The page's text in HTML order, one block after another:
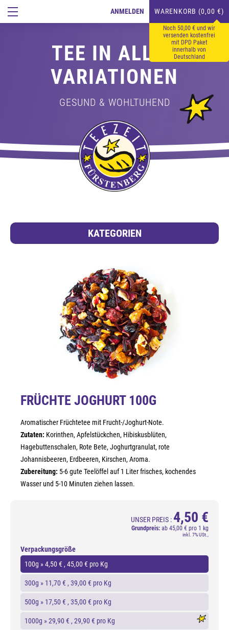
ANMELDEN WARENKORB (0,00 €)
Noch 50,00 € und wir
versenden kostenfrei
mit DPD Paket
innerhalb von
Deutschland
TEE IN ALLEN
VARIATIONEN
GESUND & WOHLTUHEND
KATEGORIEN
FRÜCHTE JOGHURT 100G
Aromatischer Früchtetee mit Frucht-/Joghurt-Note.
Zutaten: Korinthen, Apfelstückchen, Hibiskusblüten,
Hagebuttenschalen, Rote Bete, Joghurtgranulat, rote
Johannisbeeren, Erdbeeren, Kirschen, Aroma.
Zubereitung: 5-6 gute Teelöffel auf 1 Liter frisches, kochendes
Wasser und 5-10 Minuten ziehen lassen.
UNSER PREIS : 4,50 €
Grundpreis: ab 45,00 € pro 1 kg
inkl. 7% USt.,
Verpackungsgröße
100g »4,50 € , 45,00 € pro Kg
300g » 11,70 € , 39,00 € pro Kg
500g » 17,50 € , 35,00 € pro Kg
1000g »29,90 € , 29,90 € pro Kg